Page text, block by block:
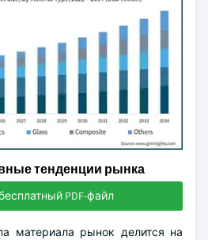
тенденции рынка
PDF-файл
материала рынок делится на